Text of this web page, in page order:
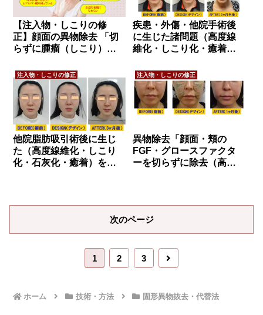
【注入物・しこりの修
正】顔面の異物除去 「切
らずに腫瘤（しこり）除
療法」編 従来法（切
開・剥離・掻把・摘出）
がどれだけハイリスクな
のかも徹底検証！
疾患・外傷・他院手術後
に生じた諸問題（高度線
維化・しこり化・癒着・
注入物・しこりの修正
他院脂肪吸引術後に生じ
た（高度線維化・しこり
化・石灰化・癒着）を切
注入物・しこりの修正
異物除去「顔面・頬の
FGF・グロースファクタ
ーを切らずに除去（高度
次のページ
1 2 3
次
ホーム 技術・方法 固形異物抜去・代替法